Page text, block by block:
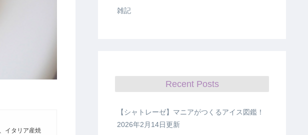
イタリア産焼
雑記
Recent Posts
【シャトレーゼ】マニアがつくるアイス図鑑！
2026年2月14日更新